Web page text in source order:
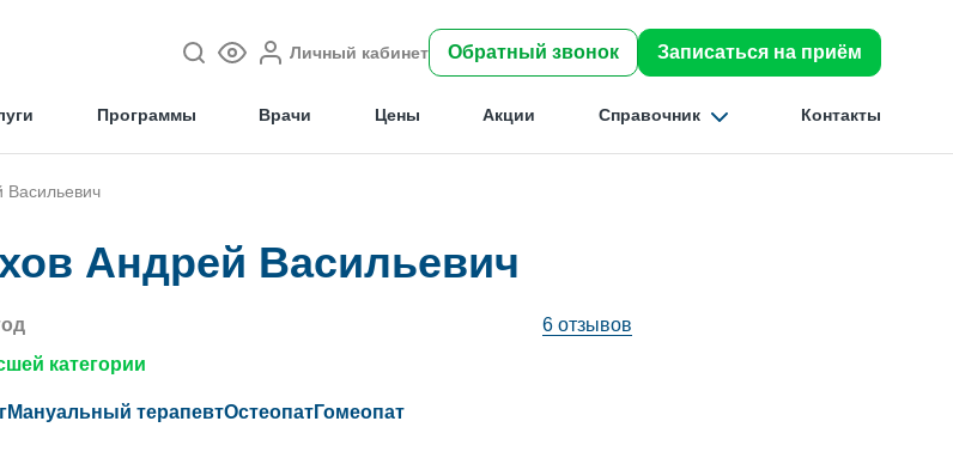
Личный кабинет Обратный звонок Записаться на приём
Программы Врачи Цены Акции Справочник Контакты
Васильевич
Андрей Васильевич
6 отзывов
категории
Мануальный терапевтОстеопатГомеопат